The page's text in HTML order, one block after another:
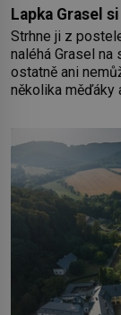
Lapka Grasel
Strhne ji z
naléhá Grasel na
ostatně ani
několika měďáky
dlouho po jeho